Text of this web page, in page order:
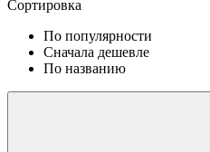
Сортировка
По популярности
Сначала дешевле
По названию